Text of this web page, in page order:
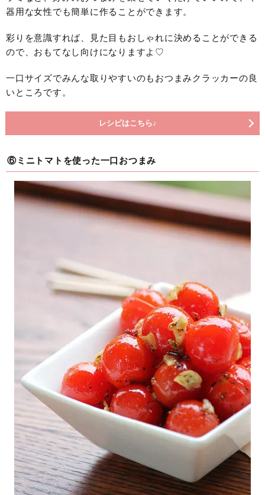
器用な女性でも簡単に作ることができます。
彩りを意識すれば、見た目もおしゃれに決めることができる
ので、おもてなし向けになりますよ♡
一口サイズでみんな取りやすいのもおつまみクラッカーの良
いところです。
レシピはこちら♪
⑥ミニトマトを使った一口おつまみ